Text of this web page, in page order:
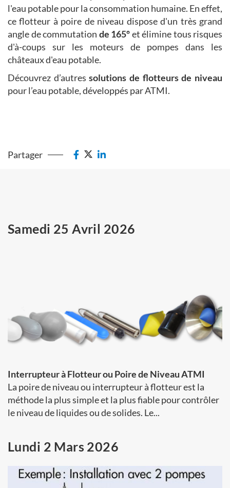
l'eau potable pour la consommation humaine. En effet,
ce flotteur à poire de niveau dispose d'un très grand
angle de commutation de 165ºet élimine tous risques
d'à-coups sur les moteurs de pompes dans les
châteaux d'eau potable.
Découvrez d’autressolutions de flotteurs de niveau
pour l’eau potable, développés par ATMI.
Partager
Samedi 25 Avril 2026
Interrupteur à Flotteur ou Poire de Niveau ATMI
La poire de niveau ou interrupteur à flotteur est la
méthode la plus simple et la plus fiable pour contrôler
le niveau de liquides ou de solides. Le...
Lundi 2 Mars 2026